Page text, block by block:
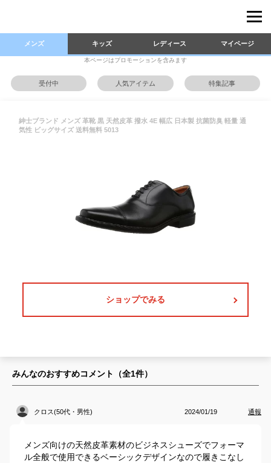
メンズ キッズ レディース マイページ
本ページはプロモーションを含みます
受付中 人気アイテム 特集記事
紳士ブランド メンズ 革靴 黒 天然皮革 撥水 4E 幅広 日本製 抗菌防臭 軽量 通
気性 ビッグサイズ 送料無料 5013
ショップでみる
みんなのおすすめコメント（全1件）
クロス(50代・男性) 2024/01/19 通報
メンズ向けの天然皮革素材のビジネスシューズでフォーマ
ル全般で使用できるベーシックデザインなので履きこなし